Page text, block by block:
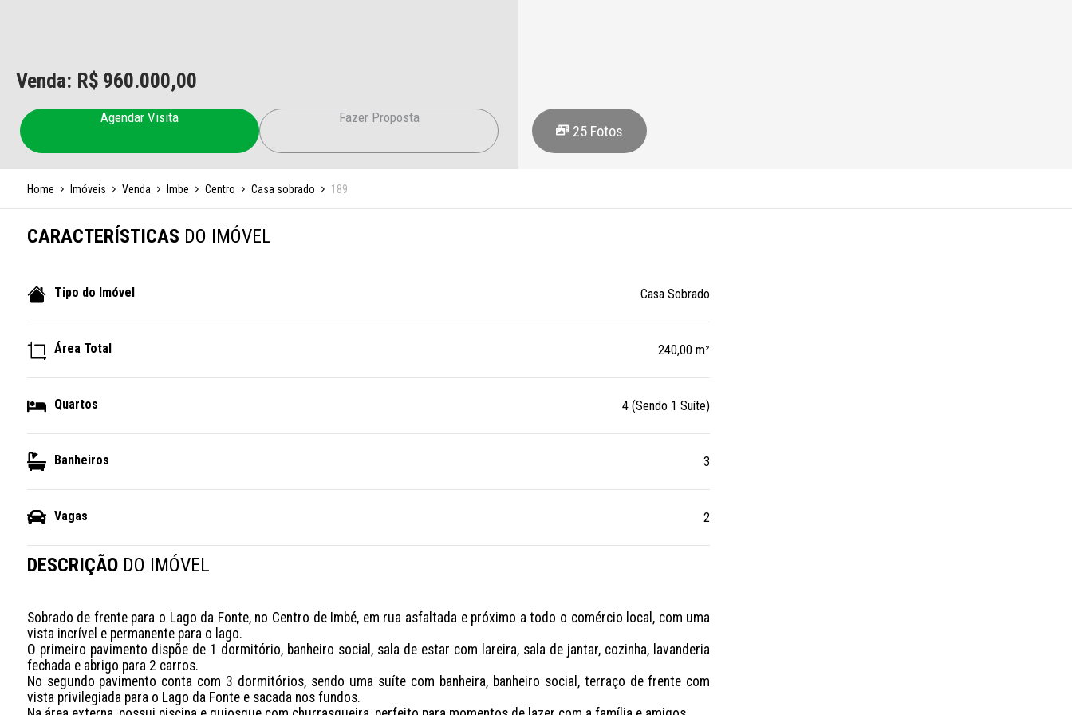
Venda: R$ 960.000,00
Agendar Visita Fazer Proposta
25 Fotos
Home Imóveis Venda Imbe Centro Casa sobrado 189
CARACTERÍSTICAS DO IMÓVEL
Tipo do Imóvel Casa Sobrado
Área Total 240,00 m²
Quartos 4 (Sendo 1 Suíte)
Banheiros 3
Vagas 2
DESCRIÇÃO DO IMÓVEL
Sobrado de frente para o Lago da Fonte, no Centro de Imbé, em rua asfaltada e próximo a todo o comércio local, com uma
vista incrível e permanente para o lago.
O primeiro pavimento dispõe de 1 dormitório, banheiro social, sala de estar com lareira, sala de jantar, cozinha, lavanderia
fechada e abrigo para 2 carros.
No segundo pavimento conta com 3 dormitórios, sendo uma suíte com banheira, banheiro social, terraço de frente com
vista privilegiada para o Lago da Fonte e sacada nos fundos.